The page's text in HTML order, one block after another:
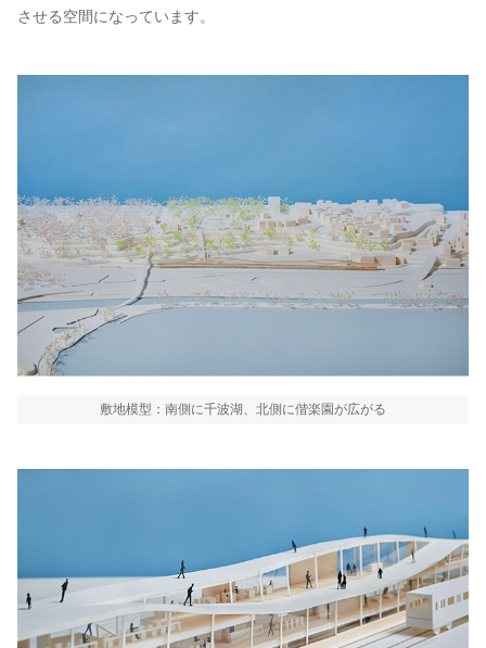
させる空間になっています。
敷地模型：南側に千波湖、北側に偕楽園が広がる